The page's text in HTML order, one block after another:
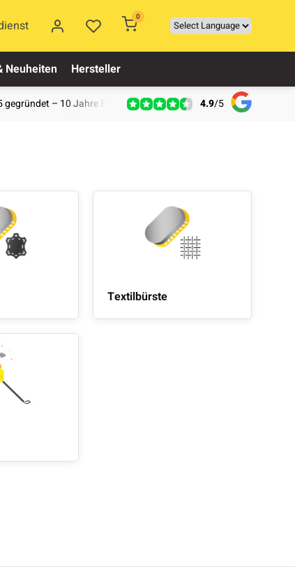
0
Neuheiten Hersteller
gegründet – 10 Jahre Erfahrung 4.9/5
Textilbürste